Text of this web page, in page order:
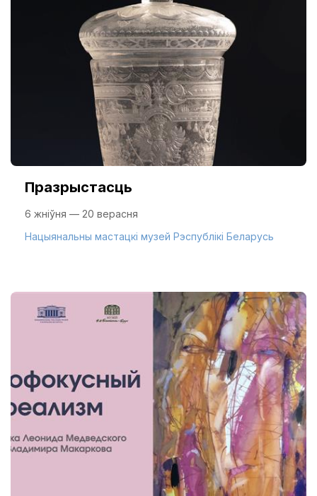
Празрыстасць
6 жніўня — 20 верасня
Нацыянальны мастацкі музей Рэспублікі Беларусь